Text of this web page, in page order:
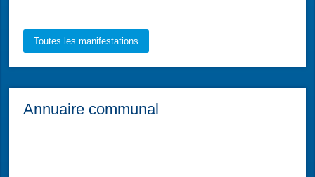
Toutes les manifestations
Annuaire communal